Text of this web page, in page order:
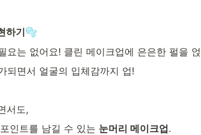
하기🫧
요는 없어요! 클린 메이크업에 은은한 펄을
되면서 얼굴의 입체감까지 업!
서도,
인트를 남길 수 있는 눈머리 메이크업.